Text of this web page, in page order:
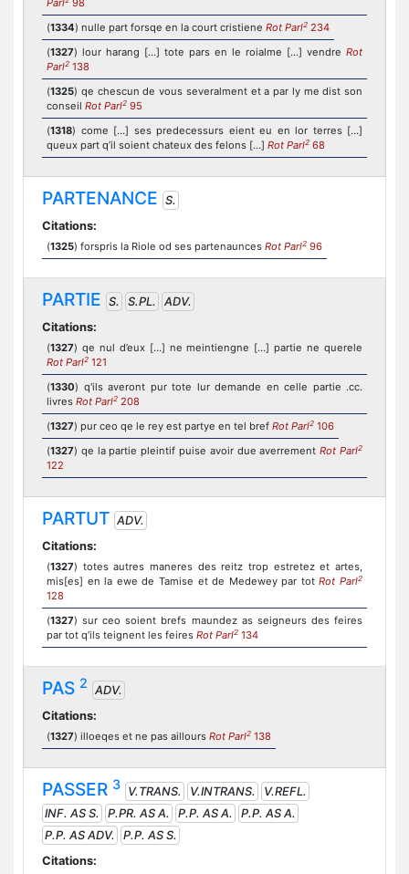
Parl 98
(1334) nulle part forsqe en la court cristiene Rot Parl2 234
(1327) lour harang [...] tote pars en le roialme [...] vendre Rot
Parl2 138
(1325) qe chescun de vous severalment et a par ly me dist son
conseil Rot Parl2 95
(1318) come […] ses predecessurs eient eu en lor terres […]
queux part q’il soient chateux des felons […] Rot Parl2 68
PARTENANCE S.
Citations:
(1325) forspris la Riole od ses partenaunces Rot Parl2 96
PARTIE S. S.PL.
ADV.
Citations:
(1327) qe nul d’eux […] ne meintiengne […] partie ne querele
Rot Parl2 121
(1330) q'ils averont pur tote lur demande en celle partie .cc.
livres Rot Parl2 208
(1327) pur ceo qe le rey est partye en tel bref Rot Parl2 106
(1327) qe la partie pleintif puise avoir due averrementRot Parl2
122
PARTUT ADV.
Citations:
(1327) totes autres maneres des reitz trop estretez et artes,
mis[es] en la ewe de Tamise et de Medewey par totRot Parl2
128
(1327) sur ceo soient brefs maundez as seigneurs des feires
par tot q’ils teignent les feires Rot Parl2 134
PAS 2 ADV.
Citations:
(1327) illoeqes et ne pas aillours Rot Parl2 138
PASSER 3 V.TRANS. V.INTRANS.
V.REFL.
INF. AS S.
P.PR. AS A. P.P. AS A.
P.P. AS A.
P.P. AS ADV.
P.P. AS S.
Citations: